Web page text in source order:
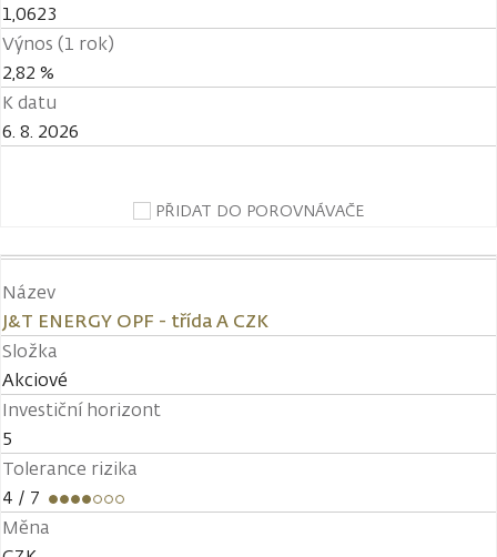
1,0623
Výnos (1 rok)
2,82 %
K datu
6. 8. 2026
PŘIDAT DO POROVNÁVAČE
Název
J&T ENERGY OPF - třída A CZK
Složka
Akciové
Investiční horizont
5
Tolerance rizika
4 / 7
Měna